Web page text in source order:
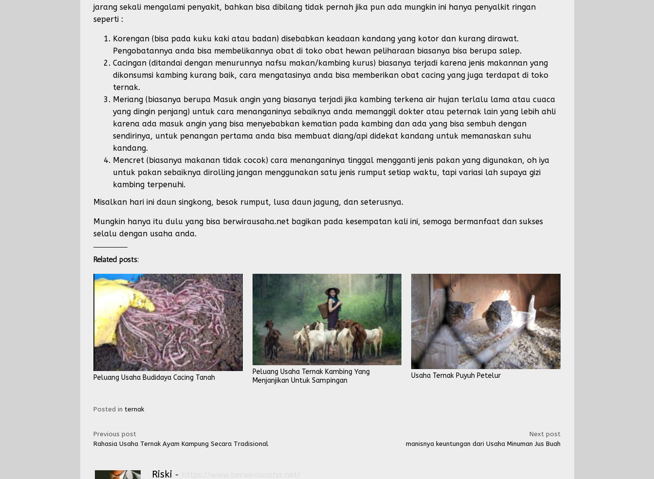
jarang sekali mengalami penyakit, bahkan bisa dibilang tidak pernah jika pun ada mungkin ini hanya penyalkit ringan
seperti :
Korengan (bisa pada kuku kaki atau badan) disebabkan keadaan kandang yang kotor dan kurang dirawat.
Pengobatannya anda bisa membelikannya obat di toko obat hewan peliharaan biasanya bisa berupa salep.
Cacingan (ditandai dengan menurunnya nafsu makan/kambing kurus) biasanya terjadi karena jenis makannan yang
dikonsumsi kambing kurang baik, cara mengatasinya anda bisa memberikan obat cacing yang juga terdapat di toko
ternak.
Meriang (biasanya berupa Masuk angin yang biasanya terjadi jika kambing terkena air hujan terlalu lama atau cuaca
yang dingin penjang) untuk cara menanganinya sebaiknya anda memanggil dokter atau peternak lain yang lebih ahli
karena ada masuk angin yang bisa menyebabkan kematian pada kambing dan ada yang bisa sembuh dengan
sendirinya, untuk penangan pertama anda bisa membuat diang/api didekat kandang untuk memanaskan suhu
kandang.
Mencret (biasanya makanan tidak cocok) cara menanganinya tinggal mengganti jenis pakan yang digunakan, oh iya
untuk pakan sebaiknya dirolling jangan menggunakan satu jenis rumput setiap waktu, tapi variasi lah supaya gizi
kambing terpenuhi.
Misalkan hari ini daun singkong, besok rumput, lusa daun jagung, dan seterusnya.
Mungkin hanya itu dulu yang bisa berwirausaha.net bagikan pada kesempatan kali ini, semoga bermanfaat dan sukses
selalu dengan usaha anda.
Related posts:
Peluang Usaha Budidaya Cacing Tanah
Peluang Usaha Ternak Kambing Yang
Menjanjikan Untuk Sampingan
Usaha Ternak Puyuh Petelur
Posted in ternak
Post
navigation
Previous post
Rahasia Usaha Ternak Ayam Kampung Secara Tradisional
Next post
manisnya keuntungan dari Usaha Minuman Jus Buah
Riski -